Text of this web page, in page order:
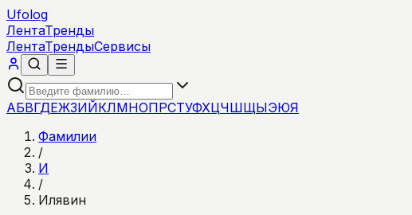
Ufolog
ЛентаТренды
ЛентаТрендыСервисы
АБВГДЕЖЗИЙКЛМНОПРСТУФХЦЧШЩЫЭЮЯ
Фамилии
/
И
/
Илявин